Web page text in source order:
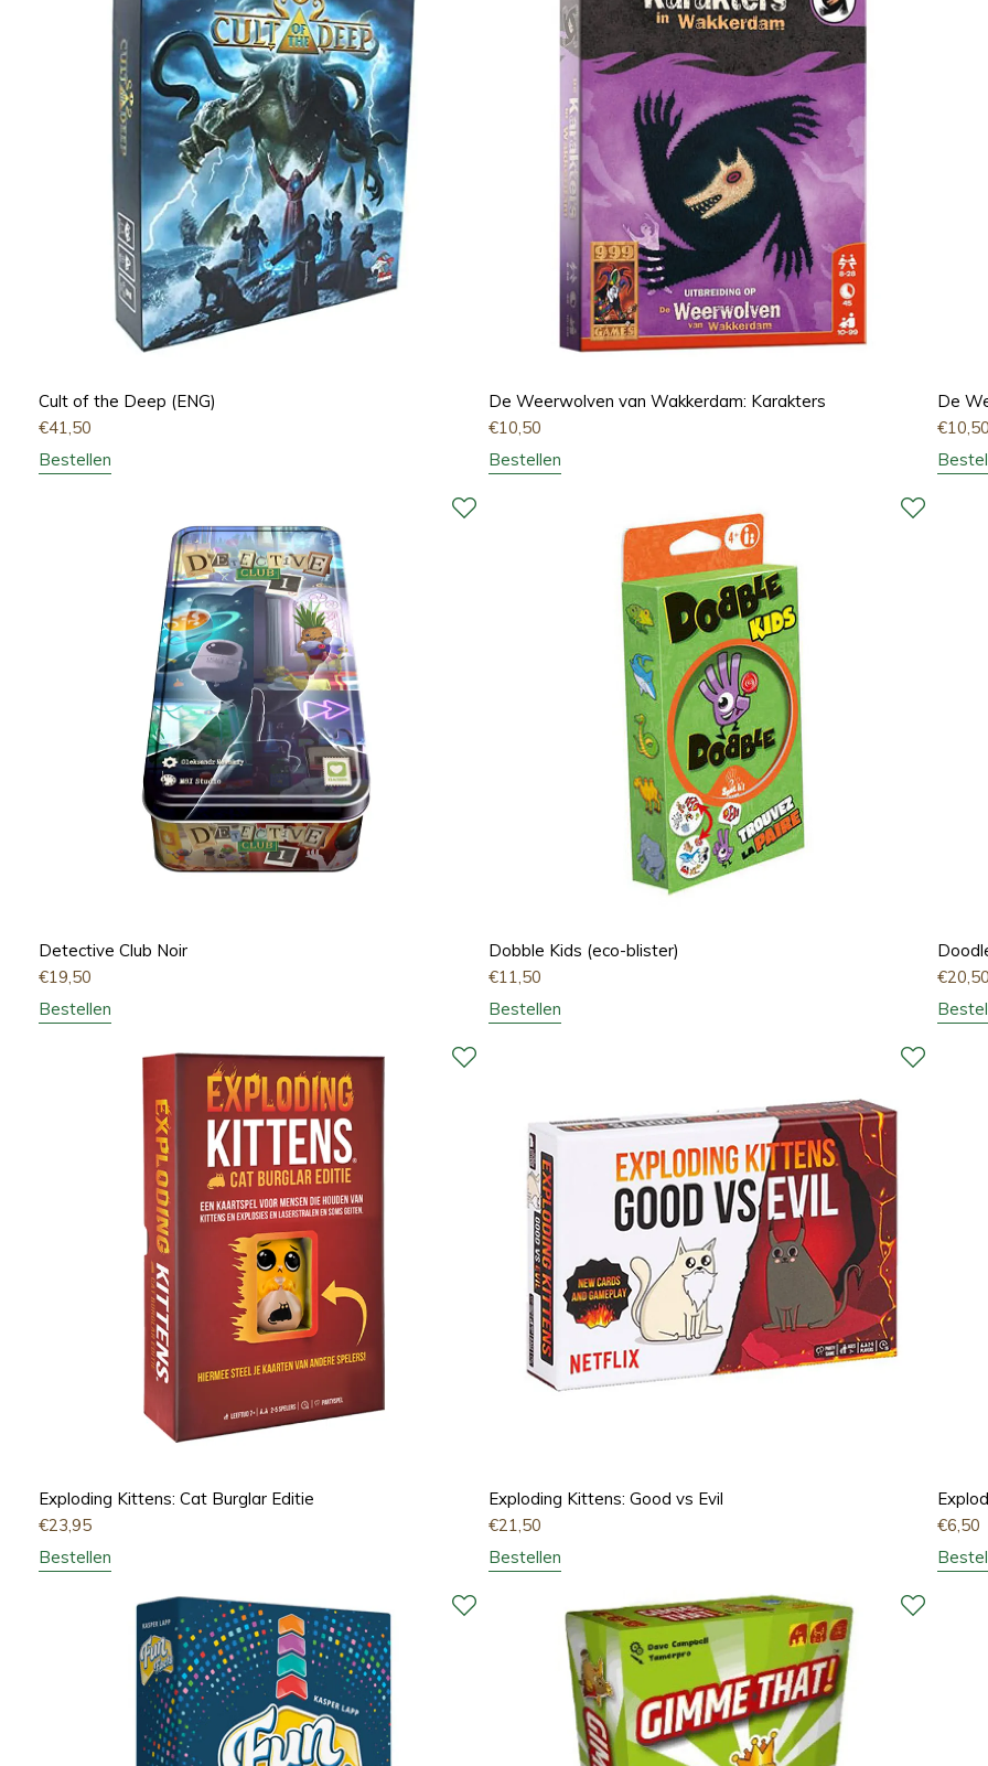
Cult of the Deep (ENG)
€41,50
Bestellen
De Weerwolven van Wakkerdam: Karakters
€10,50
Bestellen
De
€
Detective Club Noir
€19,50
Bestellen
Dobble Kids (eco-blister)
€11,50
Bestellen
€
Exploding Kittens: Cat Burglar Editie
€23,95
Bestellen
Exploding Kittens: Good vs Evil
€21,50
Bestellen
€6,50